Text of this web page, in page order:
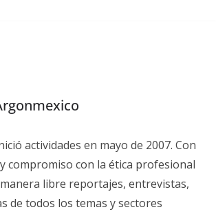
actividades en mayo de 2007. Con
compromiso con la ética profesional
libre reportajes, entrevistas,
de todos los temas y sectores